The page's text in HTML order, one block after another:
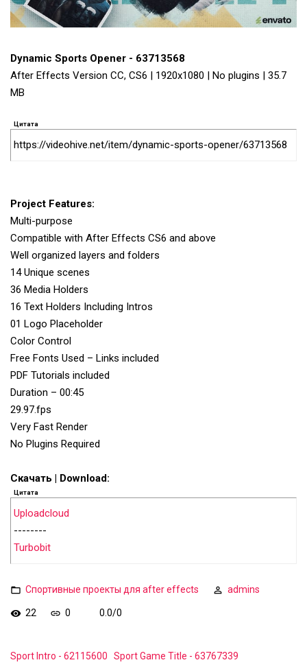
Dynamic Sports Opener - 63713568
After Effects Version CC, CS6 | 1920x1080 | No plugins | 35.7
MB
Цитата
https://videohive.net/item/dynamic-sports-opener/63713568
Project Features:
Multi-purpose
Compatible with After Effects CS6 and above
Well organized layers and folders
14 Unique scenes
36 Media Holders
16 Text Holders Including Intros
01 Logo Placeholder
Color Control
Free Fonts Used – Links included
PDF Tutorials included
Duration – 00:45
29.97.fps
Very Fast Render
No Plugins Required
Скачать | Download:
Цитата
Uploadcloud
--------
Turbobit
Спортивные проекты для after effects admins
22 0 0.0/0
Sport Intro - 62115600 Sport Game Title - 63767339